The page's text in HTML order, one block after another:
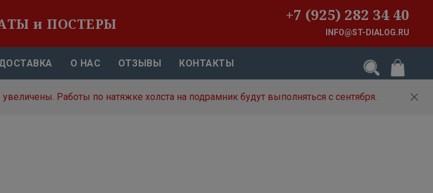
и ПОСТЕРЫ +7 (925) 282 34 40
INFO@ST-DIALOG.RU
О НАС ОТЗЫВЫ КОНТАКТЫ
Работы по натяжке холста на подрамник будут выполняться с сентября.